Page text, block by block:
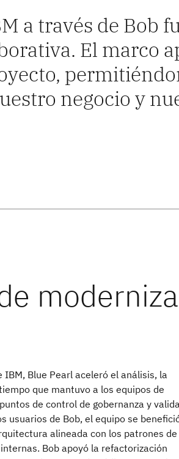
a través de Bob
El marco
negocio y
IBM, Blue Pearl aceleró el análisis, la
que mantuvo a los equipos de
de control de gobernanza y
usuarios de Bob, el equipo se
alineada con los patrones de
Bob apoyó la refactorización